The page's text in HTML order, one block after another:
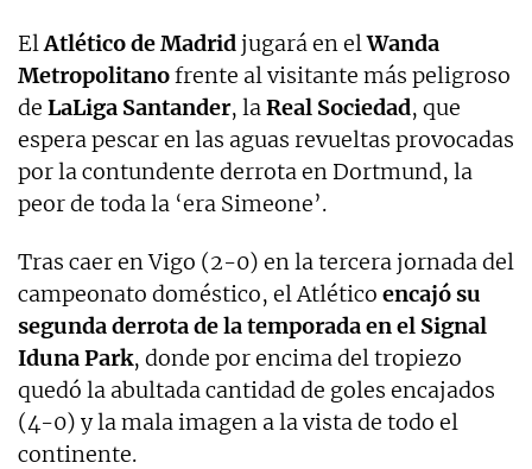
ElAtlético de Madridjugará en elWanda
Metropolitanofrente al visitante más peligroso
de LaLiga Santander, laReal Sociedad, que
espera pescar en las aguas revueltas provocadas
por la contundente derrota en Dortmund, la
peor de toda la ‘era Simeone’.
Tras caer en Vigo (2-0) en la tercera jornada del
campeonato doméstico, el Atlético encajó su
segunda derrota de la temporada en el Signal
Iduna Park, donde por encima del tropiezo
quedó la abultada cantidad de goles encajados
(4-0) y la mala imagen a la vista de todo el
continente.